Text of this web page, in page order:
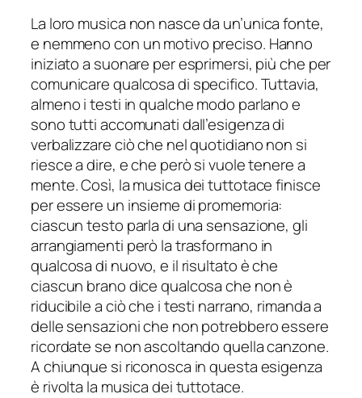
La loro musica non nasce da un’unica fonte,
e nemmeno con un motivo preciso. Hanno
iniziato a suonare per esprimersi, più che per
comunicare qualcosa di specifico. Tuttavia,
almeno i testi in qualche modo parlano e
sono tutti accomunati dall’esigenza di
verbalizzare ciò che nel quotidiano non si
riesce a dire, e che però si vuole tenere a
mente. Così, la musica dei tuttotace finisce
per essere un insieme di promemoria:
ciascun testo parla di una sensazione, gli
arrangiamenti però la trasformano in
qualcosa di nuovo, e il risultato è che
ciascun brano dice qualcosa che non è
riducibile a ciò che i testi narrano, rimanda a
delle sensazioni che non potrebbero essere
ricordate se non ascoltando quella canzone.
A chiunque si riconosca in questa esigenza
è rivolta la musica dei tuttotace.